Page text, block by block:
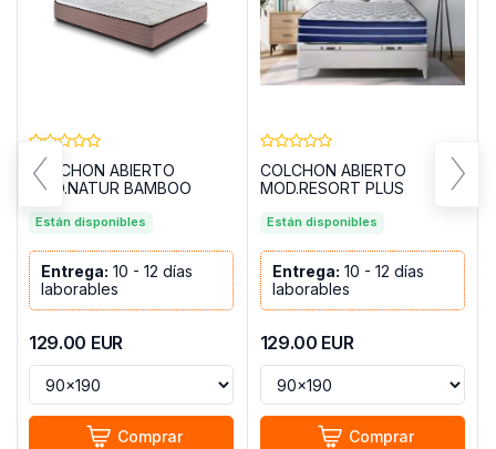
COLCHON ABIERTO
MOD.NATUR BAMBOO
Están disponibles
Entrega: 10 - 12 días
laborables
129.00 EUR
Comprar
COLCHON ABIERTO
MOD.RESORT PLUS
Están disponibles
Entrega: 10 - 12 días
laborables
129.00 EUR
Comprar